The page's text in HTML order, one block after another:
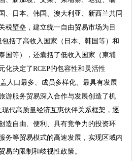
、日本、韩国、澳大利亚、新西兰共同
税壁垒，建立统一自由贸易市场为目
包括了高收入国家（日本、韩国等）和
国等），还囊括了低收入国家（柬埔
化决定了RCEP的包容性和灵活性
人口最多、成员多样化、最具有发展
游服务贸易深入合作与发展创造了机
现代高质量经济互惠伙伴关系框架，逐
造自由、便利、具有竞争力的投资环
务等贸易模式的高速发展，实现区域内
易的限制和歧视性政策。